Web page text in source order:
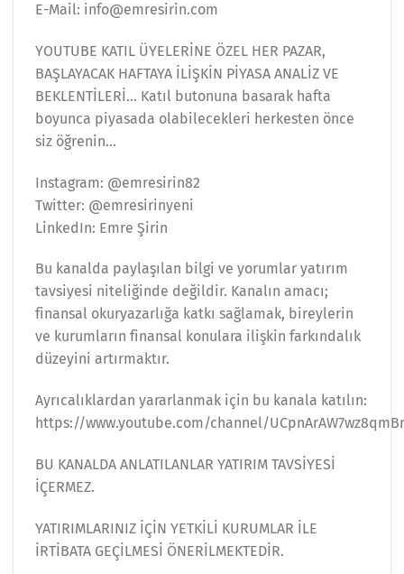
E-Mail: info@emresirin.com
YOUTUBE KATIL ÜYELERİNE ÖZEL HER PAZAR,
BAŞLAYACAK HAFTAYA İLİŞKİN PİYASA ANALİZ VE
BEKLENTİLERİ… Katıl butonuna basarak hafta
boyunca piyasada olabilecekleri herkesten önce
siz öğrenin…
Instagram: @emresirin82
Twitter: @emresirinyeni
LinkedIn: Emre Şirin
Bu kanalda paylaşılan bilgi ve yorumlar yatırım
tavsiyesi niteliğinde değildir. Kanalın amacı;
finansal okuryazarlığa katkı sağlamak, bireylerin
ve kurumların finansal konulara ilişkin farkındalık
düzeyini artırmaktır.
Ayrıcalıklardan yararlanmak için bu kanala katılın:
https://www.youtube.com/channel/
BU KANALDA ANLATILANLAR YATIRIM TAVSİYESİ
İÇERMEZ.
YATIRIMLARINIZ İÇİN YETKİLİ KURUMLAR İLE
İRTİBATA GEÇİLMESİ ÖNERİLMEKTEDİR.